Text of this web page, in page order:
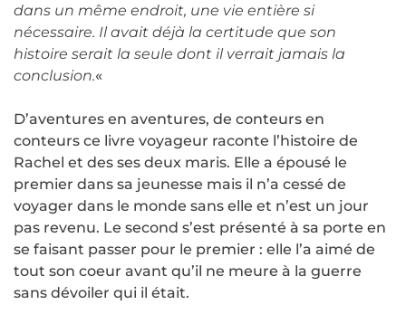
dans un même endroit, une vie entière si
nécessaire. Il avait déjà la certitude que son
histoire serait la seule dont il verrait jamais la
conclusion.«
D’aventures en aventures, de conteurs en
conteurs ce livre voyageur raconte l’histoire de
Rachel et des ses deux maris. Elle a épousé le
premier dans sa jeunesse mais il n’a cessé de
voyager dans le monde sans elle et n’est un jour
pas revenu. Le second s’est présenté à sa porte en
se faisant passer pour le premier : elle l’a aimé de
tout son coeur avant qu’il ne meure à la guerre
sans dévoiler qui il était.